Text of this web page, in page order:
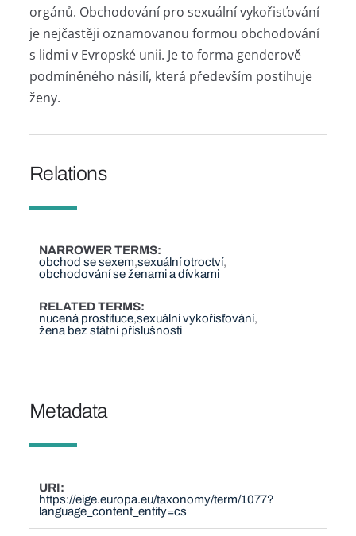
orgánů. Obchodování pro sexuální vykořisťování
je nejčastěji oznamovanou formou obchodování
s lidmi v Evropské unii. Je to forma genderově
podmíněného násilí, která především postihuje
ženy.
Relations
NARROWER TERMS
obchod se sexem sexuální otroctví
obchodování se ženami a dívkami
RELATED TERMS
nucená prostituce sexuální vykořisťování
žena bez státní příslušnosti
Metadata
URI
https://eige.europa.eu/taxonomy/term/1077?
language_content_entity=cs